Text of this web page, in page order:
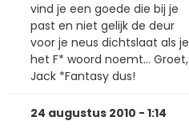
vind je een goede die bij je
past en niet gelijk de deur
voor je neus dichtslaat als je
het F* woord noemt... Groet,
Jack *Fantasy dus!
24 augustus 2010 - 1:14